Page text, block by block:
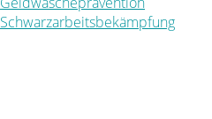
Schwarzarbeitsbekämpfung